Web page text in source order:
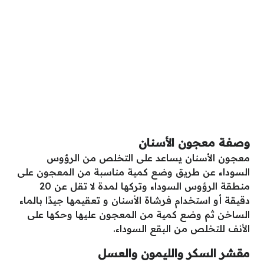
وصفة معجون الأسنان
معجون الأسنان يساعد على التخلص من الرؤوس
السوداء عن طريق وضع كمية مناسبة من المعجون على
منطقة الرؤوس السوداء وتركها لمدة لا تقل عن 20
دقيقة أو استخدام فرشاة الأسنان و تعقيمها جيدًا بالماء
الساخن ثم وضع كمية من المعجون عليها وحكها على
الأنف للتخلص من البقع السوداء.
مقشر السكر والليمون والعسل